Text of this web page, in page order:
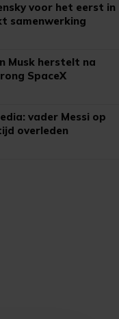
voor het eerst in
samenwerking
Musk herstelt na
SpaceX
vader Messi op
overleden